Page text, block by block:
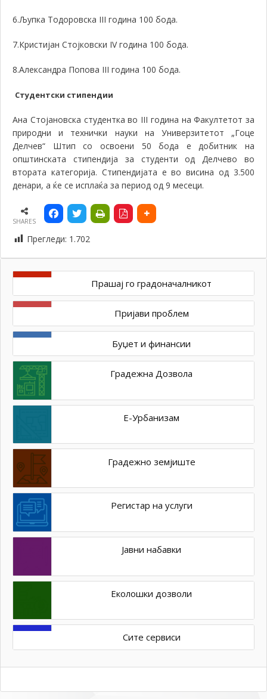
6.Љупка Тодоровска III година 100 бода.
7.Кристијан Стојковски IVгодина 100 бода.
8.Александра Попова III година 100 бода.
Студентски стипендии
Ана Стојановска студентка во III година на Факултетот за
природни и технички науки на Универзитетот „Гоце
Делчев“ Штип со освоени 50 бода е добитник на
општинската стипендија за студенти од Делчево во
втората категорија. Стипендијата е во висина од 3.500
денари, а ќе се исплаќа за период од 9 месеци.
SHARES
Прегледи: 1.702
Прашај го градоначалникот
Пријави проблем
Буџет и финансии
Градежна Дозвола
Е-Урбанизам
Градежно земјиште
Регистар на услуги
Јавни набавки
Еколошки дозволи
Сите сервиси